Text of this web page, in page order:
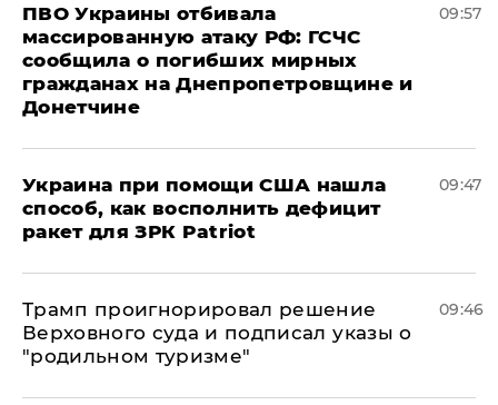
ПВО Украины отбивала
массированную атаку РФ: ГСЧС
сообщила о погибших мирных
гражданах на Днепропетровщине и
Донетчине
09:57
Украина при помощи США нашла
способ, как восполнить дефицит
ракет для ЗРК Patriot
09:47
Трамп проигнорировал решение
Верховного суда и подписал указы о
"родильном туризме"
09:46